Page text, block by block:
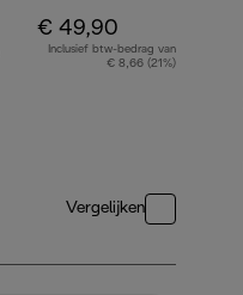
€ 49,90
Inclusief btw-bedrag van
€ 8,66 (21%)
Vergelijken